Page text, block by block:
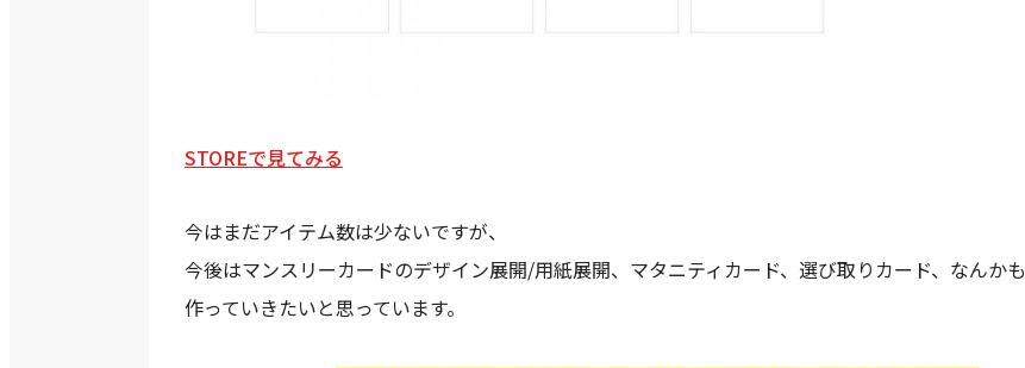
STOREで見てみる
今はまだアイテム数は少ないですが、
今後はマンスリーカードのデザイン展開/用紙展開、マタニティカード、選び取りカード、なんかも
作っていきたいと思っています。